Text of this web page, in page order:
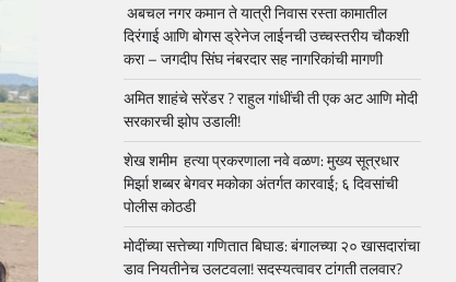
अबचल नगर कमान ते यात्री निवास रस्ता कामातील
दिरंगाई आणि बोगस ड्रेनेज लाईनची उच्चस्तरीय चौकशी
करा – जगदीप सिंघ नंबरदार सह नागरिकांची मागणी
अमित शाहंचे सरेंडर ? राहुल गांधींची ती एक अट आणि मोदी
सरकारची झोप उडाली!
शेख शमीम हत्या प्रकरणाला नवे वळण: मुख्य सूत्रधार
मिर्झा शब्बर बेगवर मकोका अंतर्गत कारवाई; ६ दिवसांची
पोलीस कोठडी
मोदींच्या सत्तेच्या गणितात बिघाड: बंगालच्या २० खासदारांचा
डाव नियतीनेच उलटवला! सदस्यत्वावर टांगती तलवार?